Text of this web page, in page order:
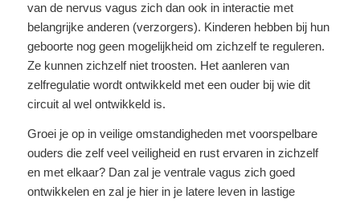
van de nervus vagus zich dan ook in interactie met
belangrijke anderen (verzorgers). Kinderen hebben bij hun
geboorte nog geen mogelijkheid om zichzelf te reguleren.
Ze kunnen zichzelf niet troosten. Het aanleren van
zelfregulatie wordt ontwikkeld met een ouder bij wie dit
circuit al wel ontwikkeld is.
Groei je op in veilige omstandigheden met voorspelbare
ouders die zelf veel veiligheid en rust ervaren in zichzelf
en met elkaar? Dan zal je ventrale vagus zich goed
ontwikkelen en zal je hier in je latere leven in lastige